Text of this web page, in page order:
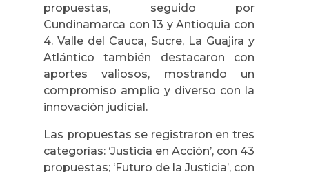
propuestas, seguido por
Cundinamarca con 13 y Antioquia con
4. Valle del Cauca, Sucre, La Guajira y
Atlántico también destacaron con
aportes valiosos, mostrando un
compromiso amplio y diverso con la
innovación judicial.
Las propuestas se registraron en tres
categorías: ‘Justicia en Acción’, con 43
propuestas; ‘Futuro de la Justicia’, con